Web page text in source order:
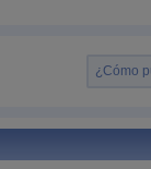
¿Cómo